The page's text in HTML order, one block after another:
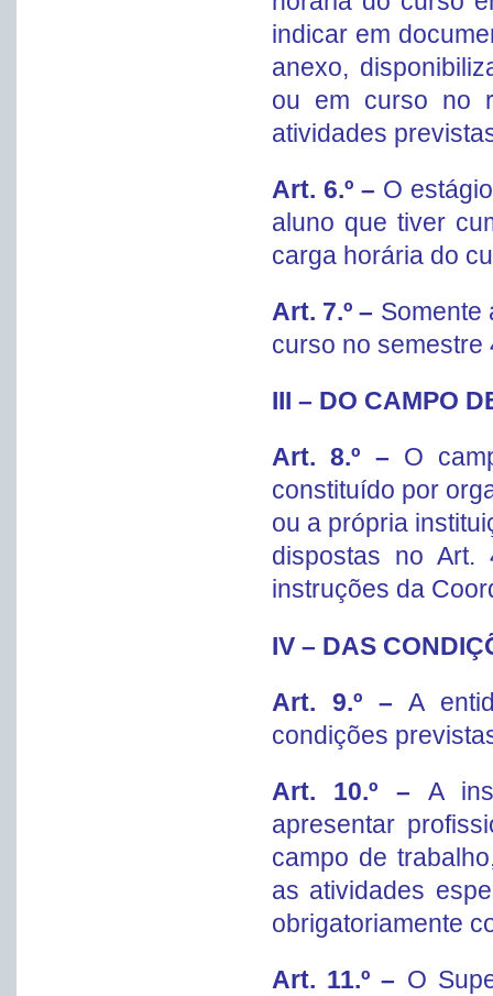
indicar em
anexo,
ou em curso no
atividades
Art. 6.º – O
aluno que tiver
carga horária do
Art. 7.º – Somente
curso no semestre
III – DO CAMPO
Art. 8.º – O
constituído por
ou a própria
dispostas no Art.
instruções da
IV – DAS
Art. 9.º –A
condições
Art. 10.º – A
apresentar
campo de
as atividades
obrigatoriamente
Art. 11.º – O